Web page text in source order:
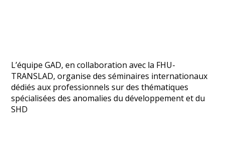
L’équipe GAD, en collaboration avec la FHU-
TRANSLAD, organise des séminaires internationaux
dédiés aux professionnels sur des thématiques
spécialisées des anomalies du développement et du
SHD